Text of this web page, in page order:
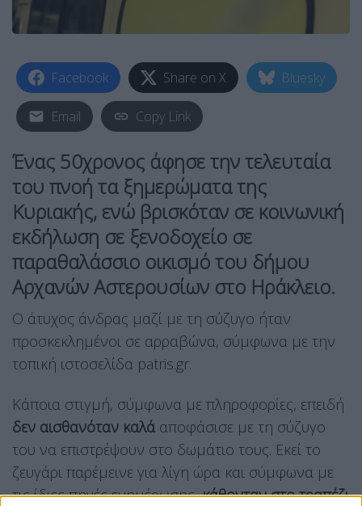
Facebook Share on X Bluesky
Email Copy Link
Ένας 50χρονος άφησε την τελευταία
του πνοή τα ξημερώματα της
Κυριακής, ενώ βρισκόταν σε κοινωνική
εκδήλωση σε ξενοδοχείο σε
παραθαλάσσιο οικισμό του δήμου
Αρχανών Αστερουσίων στο Ηράκλειο.
Ο άτυχος άνδρας μαζί με τη σύζυγο ήταν
προσκεκλημένοι σε αρραβώνα, σύμφωνα με την
τοπική ιστοσελίδα patris.gr.
Κάποια στιγμή, σύμφωνα με πληροφορίες, επειδή
δεν αισθανόταν καλά αποφάσισε με τη σύζυγο
του να επιστρέψουν στο δωμάτιο τους. Εκεί το
ζευγάρι παρέμεινε για λίγη ώρα και σύμφωνα με
τις ίδιες πηγές ενημέρωσης,κάθονταν στο τραπέζι